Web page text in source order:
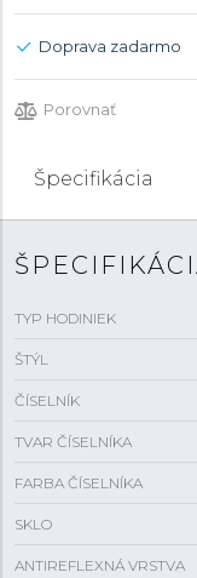
Doprava zadarmo
Porovnať
Špecifikácia
TYP HODINIEK
ŠTÝL
ČÍSELNÍK
TVAR ČÍSELNÍKA
FARBA ČÍSELNÍKA
SKLO
ANTIREFLEXNÁ VRSTVA